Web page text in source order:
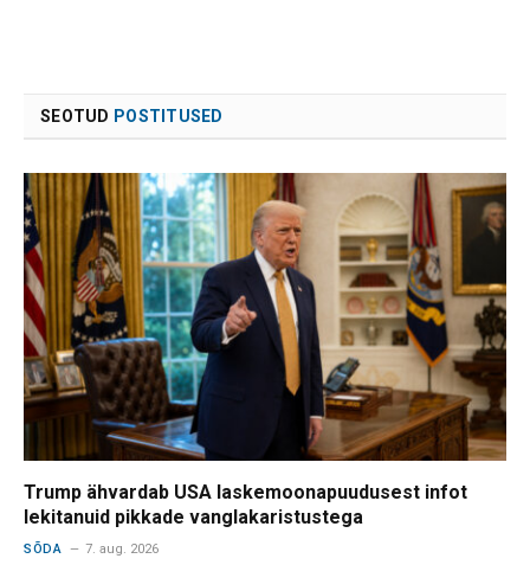
SEOTUD POSTITUSED
Trump ähvardab USA laskemoonapuudusest infot
lekitanuid pikkade vanglakaristustega
SÕDA 7. aug. 2026